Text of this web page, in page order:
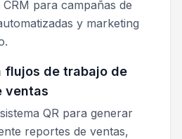
para campañas de
y marketing
flujos de trabajo de
ventas
QR para generar
reportes de ventas,